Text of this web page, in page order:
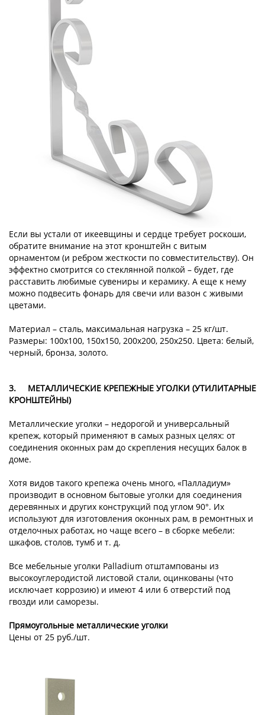
Если вы устали от икеевщины и сердце требует роскоши,
обратите внимание на этот кронштейн с витым
орнаментом (и ребром жесткости по совместительству). Он
эффектно смотрится со стеклянной полкой – будет, где
расставить любимые сувениры и керамику. А еще к нему
можно подвесить фонарь для свечи или вазон с живыми
цветами.
Материал – сталь, максимальная нагрузка – 25 кг/шт.
Размеры: 100x100, 150x150, 200x200, 250x250. Цвета: белый,
черный, бронза, золото.
3.
МЕТАЛЛИЧЕСКИЕ КРЕПЕЖНЫЕ УГОЛКИ (УТИЛИТАРНЫЕ
КРОНШТЕЙНЫ)
Металлические уголки – недорогой и универсальный
крепеж, который применяют в самых разных целях: от
соединения оконных рам до скрепления несущих балок в
доме.
Хотя видов такого крепежа очень много, «Палладиум»
производит в основном бытовые уголки для соединения
деревянных и других конструкций под углом 90°. Их
используют для изготовления оконных рам, в ремонтных и
отделочных работах, но чаще всего – в сборке мебели:
шкафов, столов, тумб и т. д.
Все мебельные уголки Palladium отштампованы из
высокоуглеродистой листовой стали, оцинкованы (что
исключает коррозию) и имеют 4 или 6 отверстий под
гвозди или саморезы.
Прямоугольные металлические уголки
Цены от 25 руб./шт.